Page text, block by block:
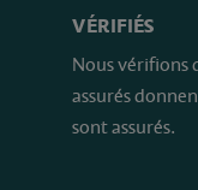
VÉRIFIÉS
Nous vérifions
assurés
sont assurés.